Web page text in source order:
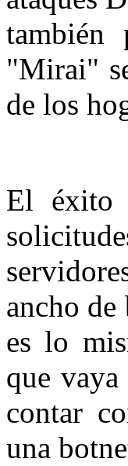
también
"Mirai"
de los
El éxito
ancho de
es lo
que
contar
una